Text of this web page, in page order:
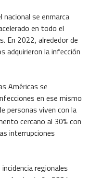
se enmarca
en todo el
En 2022, alrededor de
adquirieron la infección
Américas se
en ese mismo
personas viven con la
cercano al 30% con
interrupciones
regionales